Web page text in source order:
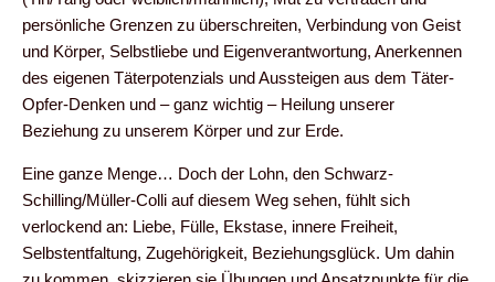
persönliche Grenzen zu überschreiten, Verbindung von Geist
und Körper, Selbstliebe und Eigenverantwortung, Anerkennen
des eigenen Täterpotenzials und Aussteigen aus dem Täter-
Opfer-Denken und – ganz wichtig – Heilung unserer
Beziehung zu unserem Körper und zur Erde.
Eine ganze Menge… Doch der Lohn, den Schwarz-
Schilling/Müller-Colli auf diesem Weg sehen, fühlt sich
verlockend an: Liebe, Fülle, Ekstase, innere Freiheit,
Selbstentfaltung, Zugehörigkeit, Beziehungsglück. Um dahin